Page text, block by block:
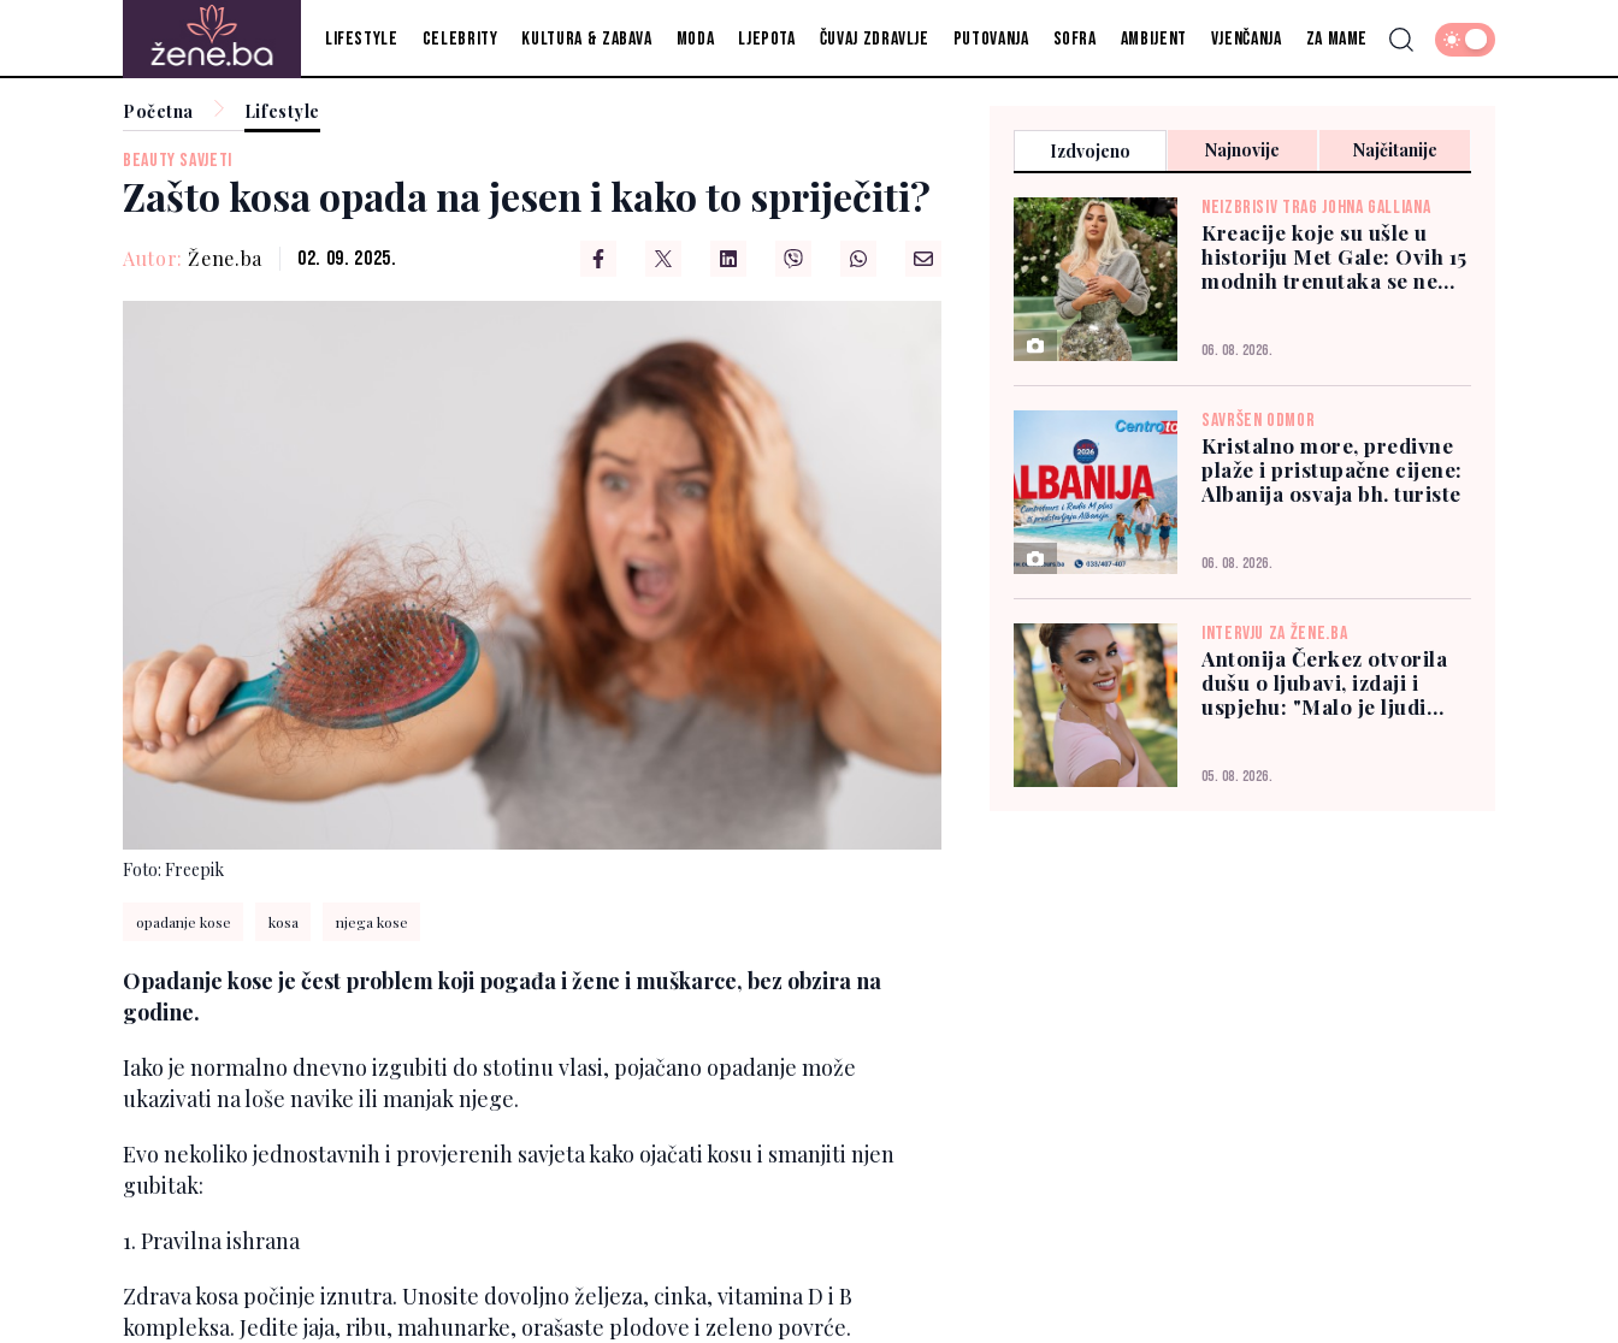
Lifestyle Celebrity Kultura & zabava Moda Ljepota Čuvaj zdravlje Putovanja Sofra Ambijent Vjenčanja Za mame
Početna Lifestyle
BEAUTY SAVJETI
Zašto kosa opada na jesen i kako to spriječiti?
Autor: Žene.ba 02. 09. 2025.
Foto: Freepik
opadanje kose kosa njega kose
Opadanje kose je čest problem koji pogađa i žene i muškarce, bez obzira na
godine.
Iako je normalno dnevno izgubiti do stotinu vlasi, pojačano opadanje može
ukazivati na loše navike ili manjak njege.
Evo nekoliko jednostavnih i provjerenih savjeta kako ojačati kosu i smanjiti njen
gubitak:
1. Pravilna ishrana
Zdrava kosa počinje iznutra. Unosite dovoljno željeza, cinka, vitamina D i B
kompleksa. Jedite jaja, ribu, mahunarke, orašaste plodove i zeleno povrće.
Izdvojeno Najnovije Najčitanije
NEIZBRISIV TRAG JOHNA GALLIANA
Kreacije koje su ušle u
historiju Met Gale: Ovih 15
modnih trenutaka se ne
06. 08. 2026.
SAVRŠEN ODMOR
Kristalno more, predivne
plaže i pristupačne cijene:
Albanija osvaja bh. turiste
06. 08. 2026.
INTERVJU ZA ŽENE.BA
Antonija Čerkez otvorila
dušu o ljubavi, izdaji i
uspjehu: "Malo je ljudi
05. 08. 2026.